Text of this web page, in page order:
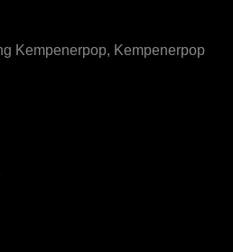
Kempenerpop, Kempenerpop